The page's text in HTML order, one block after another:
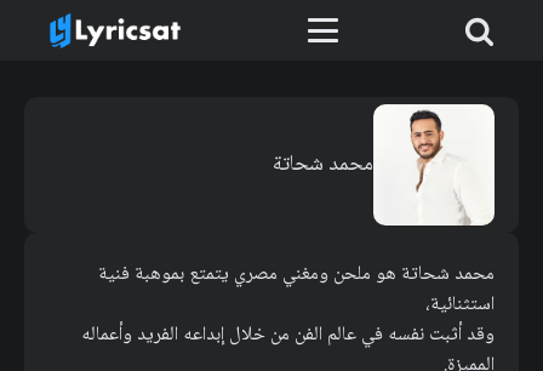
محمد شحاتة
محمد شحاتة هو ملحن ومغني مصري يتمتع بموهبة فنية
استثنائية،
وقد أثبت نفسه في عالم الفن من خلال إبداعه الفريد وأعماله